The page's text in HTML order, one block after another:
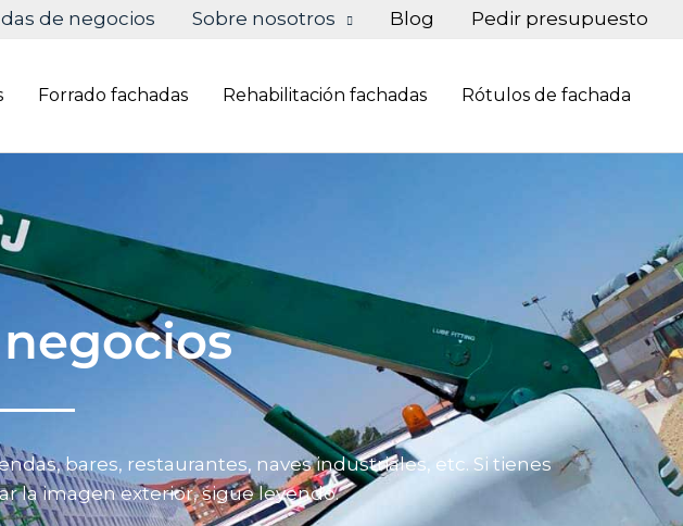
de negocios Sobre nosotros Blog Pedir presupuesto
Forrado fachadas Rehabilitación fachadas Rótulos de fachada
bares, restaurantes, naves industriales, etc. Si tienes
la imagen exterior, sigue leyendo.